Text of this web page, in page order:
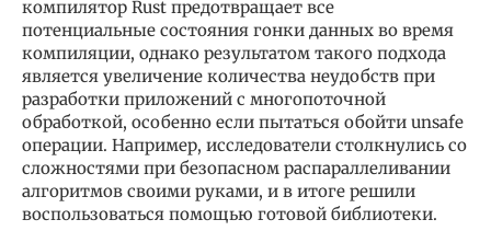
компилятор Rust предотвращает все
потенциальные состояния гонки данных во время
компиляции, однако результатом такого подхода
является увеличение количества неудобств при
разработки приложений с многопоточной
обработкой, особенно если пытаться обойти unsafe
операции. Например, исследователи столкнулись со
сложностями при безопасном распараллеливании
алгоритмов своими руками, и в итоге решили
воспользоваться помощью готовой библиотеки.